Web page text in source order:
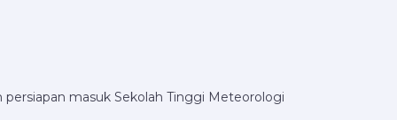
masuk Sekolah Tinggi Meteorologi